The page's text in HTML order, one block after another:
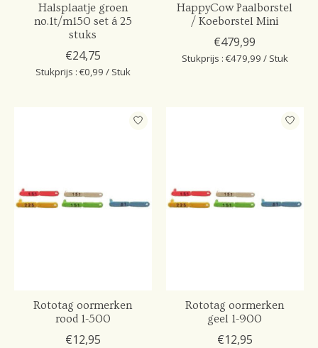
Halsplaatje groen
no.1t/m150 set á 25
stuks
€24,75
Stukprijs : €0,99 / Stuk
HappyCow Paalborstel
/ Koeborstel Mini
€479,99
Stukprijs : €479,99 / Stuk
Rototag oormerken
rood 1-500
€12,95
Rototag oormerken
geel 1-900
€12,95